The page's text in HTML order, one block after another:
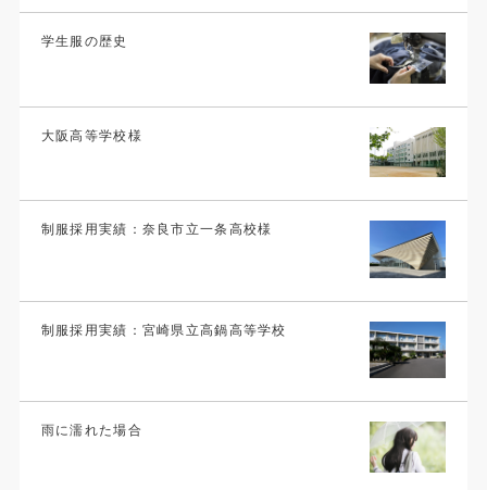
学生服の歴史
大阪高等学校様
制服採用実績：奈良市立一条高校様
制服採用実績：宮崎県立高鍋高等学校
雨に濡れた場合